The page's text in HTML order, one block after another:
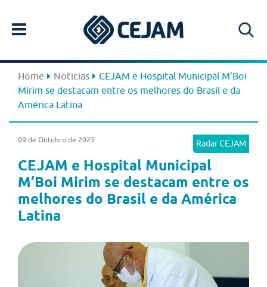
Home Noticias
CEJAM e Hospital Municipal M’Boi
Mirim se destacam entre os melhores do Brasil e da
América Latina
Radar CEJAM
09 de Outubro de 2025
CEJAM e Hospital Municipal
M’Boi Mirim se destacam entre os
melhores do Brasil e da América
Latina